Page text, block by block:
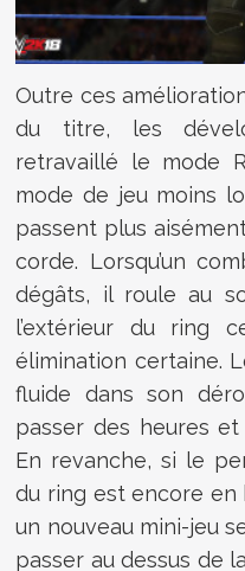
Outre ces
du titre, les
retravaillé le mode
mode de jeu moins
passent plus
corde. Lorsqu’un
dégâts, il roule au
l’extérieur du ring
élimination certaine.
fluide dans son
passer des heures
En revanche, si le
du ring est encore en
un nouveau mini-jeu
passer au dessus de